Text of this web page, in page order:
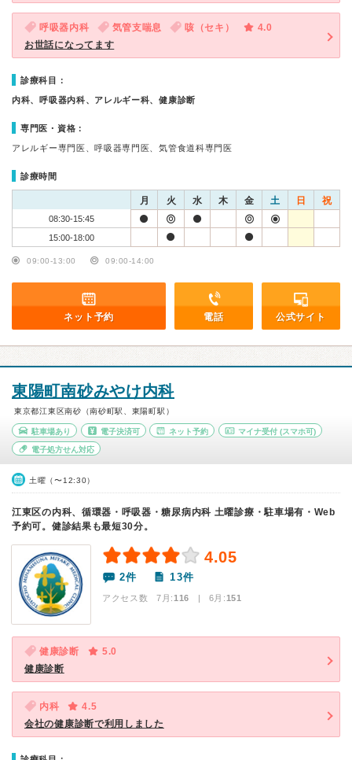
呼吸器内科 気管支喘息 咳（セキ）
4.0
お世話になってます
診療科目：
内科、呼吸器内科、アレルギー科、健康診断
専門医・資格：
アレルギー専門医、呼吸器専門医、気管食道科専門医
診療時間
月 火 水 木 金 土 日 祝
08:30-15:45
15:00-18:00
09:00-13:00 09:00-14:00
ネット予約 電話 公式サイト
東陽町南砂みやけ内科
東京都江東区南砂（南砂町駅、東陽町駅）
駐車場あり 電子決済可 ネット予約 マイナ受付 (スマホ可)
電子処方せん対応
土曜（〜12:30）
江東区の内科、循環器・呼吸器・糖尿病内科 土曜診療・駐車場有・Web
予約可。健診結果も最短30分。
4.05
2件 13件
アクセス数 7月:116 | 6月:151
健康診断
5.0
健康診断
内科
4.5
会社の健康診断で利用しました